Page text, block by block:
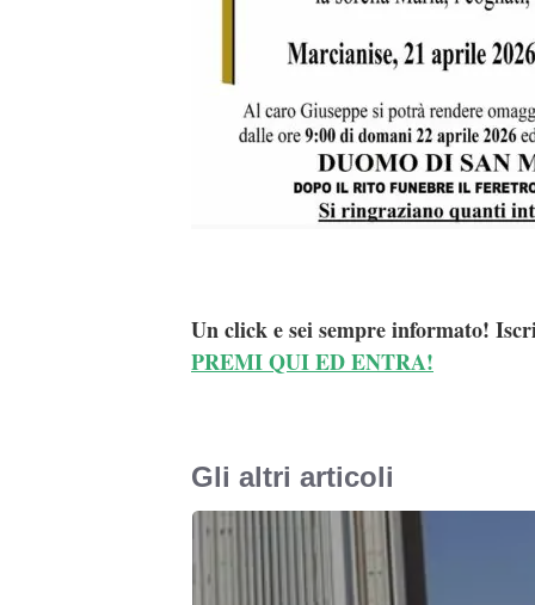
Un click e sei sempre informato!
PREMI QUI ED ENTRA!
Gli altri articoli